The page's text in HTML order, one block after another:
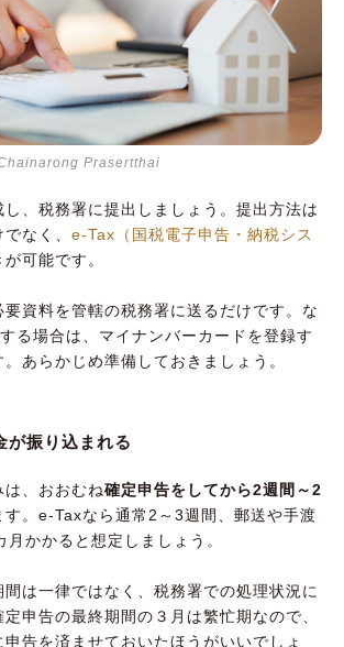
Prasertthai
、税務署に提出しましょう。提出方法は
なく、 e-Tax（国税電子申告・納税シス
可能です。
資料を管轄の税務署に送るだけです。な
る場合は、マイナンバーカードを登録す
あらかじめ準備しておきましょう。
振り込まれる
、おおむね確定申告をしてから2週間～2
す。e-Taxなら通常2～3週間、郵送や手渡
月かかると想定しましょう。
は一律ではなく、税務署での処理状況に
申告の最終期間の３月は繁忙期なので、
告を済ませておいたほうがいいでしょ